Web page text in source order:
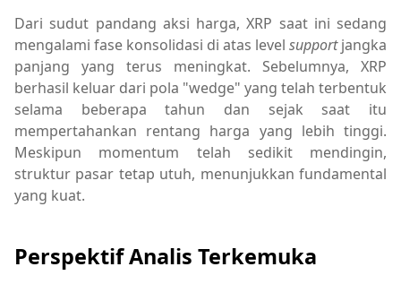
Dari sudut pandang aksi harga, XRP saat ini sedang
mengalami fase konsolidasi di atas level supportjangka
panjang yang terus meningkat. Sebelumnya, XRP
berhasil keluar dari pola "wedge" yang telah terbentuk
selama beberapa tahun dan sejak saat itu
mempertahankan rentang harga yang lebih tinggi.
Meskipun momentum telah sedikit mendingin,
struktur pasar tetap utuh, menunjukkan fundamental
yang kuat.
Perspektif Analis Terkemuka